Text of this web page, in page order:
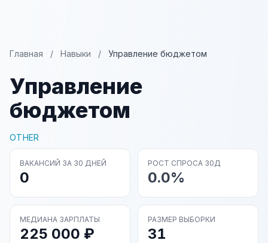
Главная / Навыки / Управление бюджетом
Управление
бюджетом
OTHER
ВАКАНСИЙ ЗА 30 ДНЕЙ
0
РОСТ СПРОСА 30Д
0.0%
МЕДИАНА ЗАРПЛАТЫ
225 000 ₽
РАЗМЕР ВЫБОРКИ
31